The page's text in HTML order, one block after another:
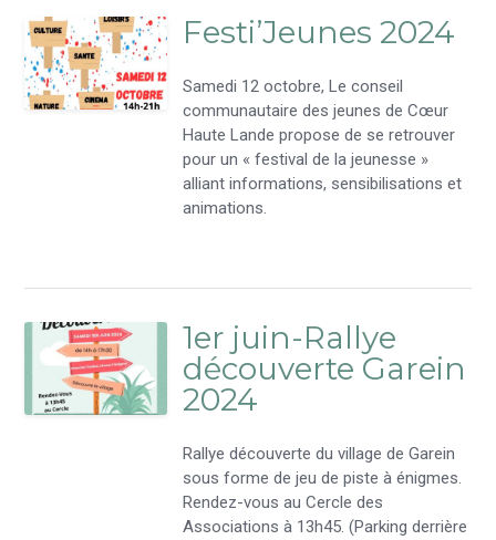
Festi’Jeunes 2024
Samedi 12 octobre, Le conseil
communautaire des jeunes de Cœur
Haute Lande propose de se retrouver
pour un « festival de la jeunesse »
alliant informations, sensibilisations et
animations.
1er juin-Rallye
découverte Garein
2024
Rallye découverte du village de Garein
sous forme de jeu de piste à énigmes.
Rendez-vous au Cercle des
Associations à 13h45. (Parking derrière